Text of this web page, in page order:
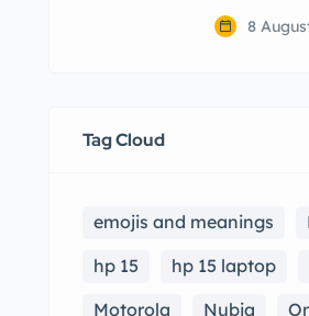
8
Tag Cloud
emojis and meanings
hp 15
hp 15 laptop
Motorola
Nubia